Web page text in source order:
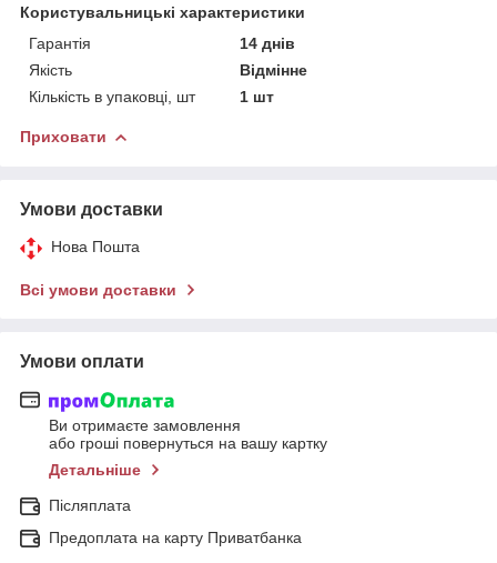
Користувальницькі характеристики
Гарантія
14 днів
Якість
Відмінне
Кількість в упаковці, шт
1 шт
Приховати
Умови доставки
Нова Пошта
Всі умови доставки
Умови оплати
Ви отримаєте замовлення
або гроші повернуться на вашу картку
Детальніше
Післяплата
Предоплата на карту Приватбанка